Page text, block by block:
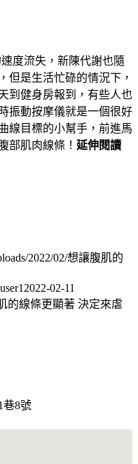
度流失，新陳代謝也隨
但是生活忙碌的情況下，
到健身房報到，有些人也
振動按摩儀就是一個很好
線目標的小幫手，前進馬
部肌肉線條！ 延伸閱讀
2022/02/想讓腹肌的
user1 2022-02-11
的線條更顯著 決定來虐
巷8號